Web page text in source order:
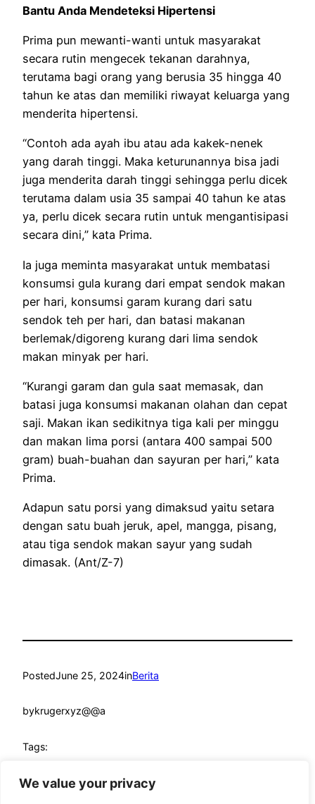
We value your privacy
Bantu Anda Mendeteksi Hipertensi
Prima pun mewanti-wanti untuk masyarakat
secara rutin mengecek tekanan darahnya,
terutama bagi orang yang berusia 35 hingga 40
tahun ke atas dan memiliki riwayat keluarga yang
menderita hipertensi.
“Contoh ada ayah ibu atau ada kakek-nenek
yang darah tinggi. Maka keturunannya bisa jadi
juga menderita darah tinggi sehingga perlu dicek
terutama dalam usia 35 sampai 40 tahun ke atas
ya, perlu dicek secara rutin untuk mengantisipasi
secara dini,” kata Prima.
Ia juga meminta masyarakat untuk membatasi
konsumsi gula kurang dari empat sendok makan
per hari, konsumsi garam kurang dari satu
sendok teh per hari, dan batasi makanan
berlemak/digoreng kurang dari lima sendok
makan minyak per hari.
“Kurangi garam dan gula saat memasak, dan
batasi juga konsumsi makanan olahan dan cepat
saji. Makan ikan sedikitnya tiga kali per minggu
dan makan lima porsi (antara 400 sampai 500
gram) buah-buahan dan sayuran per hari,” kata
Prima.
Adapun satu porsi yang dimaksud yaitu setara
dengan satu buah jeruk, apel, mangga, pisang,
atau tiga sendok makan sayur yang sudah
dimasak. (Ant/Z-7)
PostedJune 25, 2024inBerita
bykrugerxyz@@a
Tags: